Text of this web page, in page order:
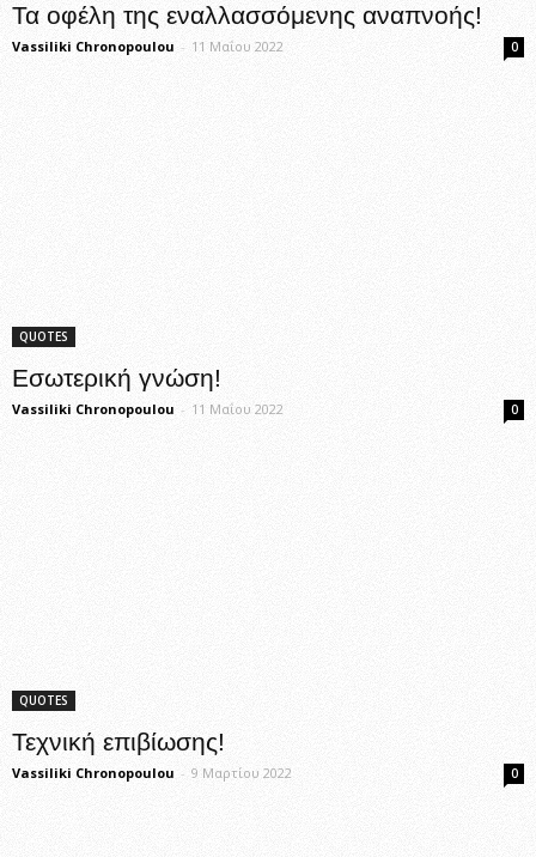
Τα οφέλη της εναλλασσόμενης αναπνοής!
Vassiliki Chronopoulou - 11 Μαΐου 2022 0
QUOTES
Εσωτερική γνώση!
Vassiliki Chronopoulou - 11 Μαΐου 2022 0
QUOTES
Τεχνική επιβίωσης!
Vassiliki Chronopoulou - 9 Μαρτίου 2022 0